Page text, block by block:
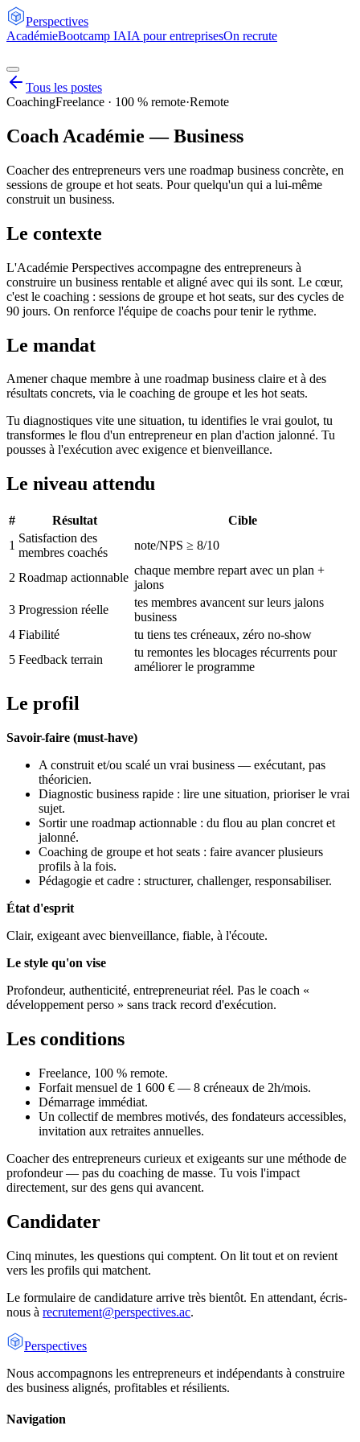
Perspectives
AcadémieBootcamp IAIA pour entreprisesOn recrute
Tous les postes
CoachingFreelance · 100 % remote·Remote
Coach Académie — Business
Coacher des entrepreneurs vers une roadmap business concrète, en
sessions de groupe et hot seats. Pour quelqu'un qui a lui-même
construit un business.
Le contexte
L'Académie Perspectives accompagne des entrepreneurs à
construire un business rentable et aligné avec qui ils sont. Le cœur,
c'est le coaching : sessions de groupe et hot seats, sur des cycles de
90 jours. On renforce l'équipe de coachs pour tenir le rythme.
Le mandat
Amener chaque membre à une roadmap business claire et à des
résultats concrets, via le coaching de groupe et les hot seats.
Tu diagnostiques vite une situation, tu identifies le vrai goulot, tu
transformes le flou d'un entrepreneur en plan d'action jalonné. Tu
pousses à l'exécution avec exigence et bienveillance.
Le niveau attendu
# Résultat
Cible
1
Satisfaction des
membres coachés
note/NPS ≥ 8/10
2 Roadmap actionnable
chaque membre repart avec un plan +
jalons
3 Progression réelle
tes membres avancent sur leurs jalons
business
4 Fiabilité
tu tiens tes créneaux, zéro no-show
5 Feedback terrain
tu remontes les blocages récurrents pour
améliorer le programme
Le profil
Savoir-faire (must-have)
A construit et/ou scalé un vrai business — exécutant, pas
théoricien.
Diagnostic business rapide : lire une situation, prioriser le vrai
sujet.
Sortir une roadmap actionnable : du flou au plan concret et
jalonné.
Coaching de groupe et hot seats : faire avancer plusieurs
profils à la fois.
Pédagogie et cadre : structurer, challenger, responsabiliser.
État d'esprit
Clair, exigeant avec bienveillance, fiable, à l'écoute.
Le style qu'on vise
Profondeur, authenticité, entrepreneuriat réel. Pas le coach «
développement perso » sans track record d'exécution.
Les conditions
Freelance, 100 % remote.
Forfait mensuel de 1 600 € — 8 créneaux de 2h/mois.
Démarrage immédiat.
Un collectif de membres motivés, des fondateurs accessibles,
invitation aux retraites annuelles.
Coacher des entrepreneurs curieux et exigeants sur une méthode de
profondeur — pas du coaching de masse. Tu vois l'impact
directement, sur des gens qui avancent.
Candidater
Cinq minutes, les questions qui comptent. On lit tout et on revient
vers les profils qui matchent.
Le formulaire de candidature arrive très bientôt. En attendant, écris-
nous à recrutement@perspectives.ac.
Perspectives
Nous accompagnons les entrepreneurs et indépendants à construire
des business alignés, profitables et résilients.
Navigation